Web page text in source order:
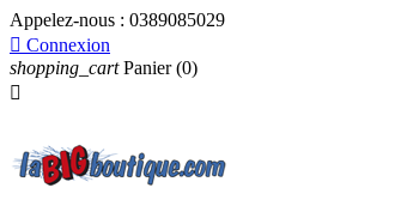
Appelez-nous : 0389085029
 Connexion
shopping_cart Panier (0)
